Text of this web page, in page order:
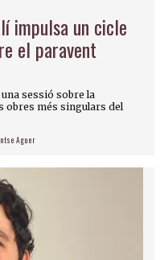
impulsa un cicle
el paravent
sessió sobre la
obres més singulars del
Aguer